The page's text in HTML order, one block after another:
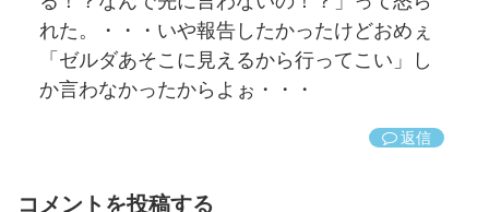
れた。・・・いや報告したかったけどおめぇ
「ゼルダあそこに見えるから行ってこい」し
か言わなかったからよぉ・・・
返信
コメントを投稿する